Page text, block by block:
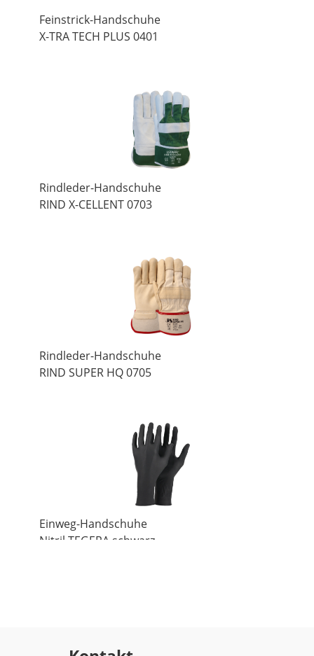
Feinstrick-Handschuhe
X-TRA TECH PLUS 0401
Rindleder-Handschuhe
RIND X-CELLENT 0703
Rindleder-Handschuhe
RIND SUPER HQ 0705
Einweg-Handschuhe
Nitril TEGERA schwarz